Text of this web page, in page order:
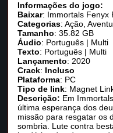
Informações do jogo:
Baixar: Immortals Fenyx
Categorias: Ação,
Tamanho: 35.82 GB
Áudio: Português | Multi
Texto: Português | Multi
Lançamento: 2020
Crack: Incluso
Plataforma: PC
Tipo de link: Magnet
Descrição: Em
última esperança dos
missão para resgatar os
sombria. Lute contra